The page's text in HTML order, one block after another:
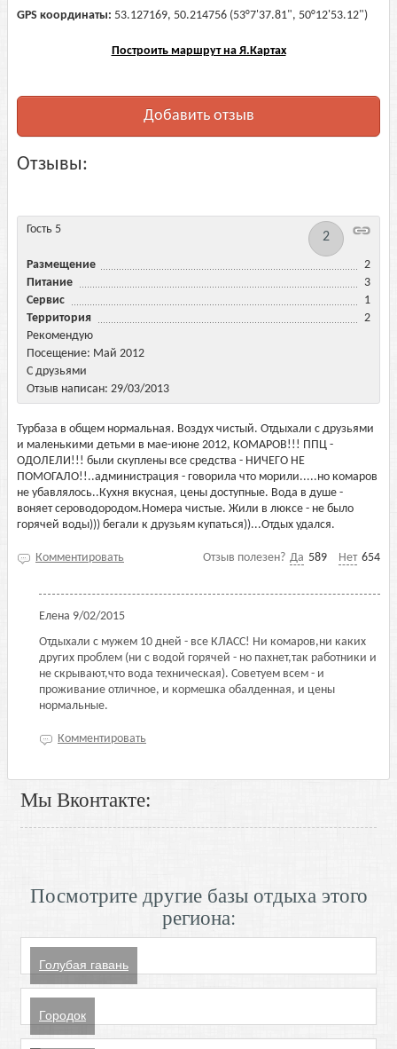
GPS координаты: 53.127169, 50.214756 (53°7'37.81", 50°12'53.12")
Построить маршрут на Я.Картах
Добавить отзыв
Отзывы:
Гость 5
2
Размещение
2
Питание
3
Сервис
1
Территория
2
Рекомендую
Посещение: Май 2012
С друзьями
Отзыв написан: 29/03/2013
Турбаза в общем нормальная. Воздух чистый. Отдыхали с друзьями
и маленькими детьми в мае-июне 2012, КОМАРОВ!!! ППЦ -
ОДОЛЕЛИ!!! были скуплены все средства - НИЧЕГО НЕ
ПОМОГАЛО!!..администрация - говорила что морили.....но комаров
не убавлялось..Кухня вкусная, цены доступные. Вода в душе -
воняет сероводородом.Номера чистые. Жили в люксе - не было
горячей воды))) бегали к друзьям купаться))...Отдых удался.
Отзыв полезен? Да 589 Нет 654
Комментировать
Елена 9/02/2015
Отдыхали с мужем 10 дней - все КЛАСС! Ни комаров,ни каких
других проблем (ни с водой горячей - но пахнет,так работники и
не скрывают,что вода техническая). Советуем всем - и
проживание отличное, и кормешка обалденная, и цены
нормальные.
Комментировать
Мы Вконтакте:
Посмотрите другие базы отдыха этого
региона:
Голубая гавань
Городок